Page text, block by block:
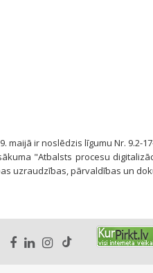
maijā ir noslēdzis līgumu Nr.
"Atbalsts procesu
uzraudzības, pārvaldības un